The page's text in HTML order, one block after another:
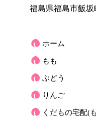
福島県福島市飯坂
ホーム
もも
ぶどう
りんご
くだもの宅配(